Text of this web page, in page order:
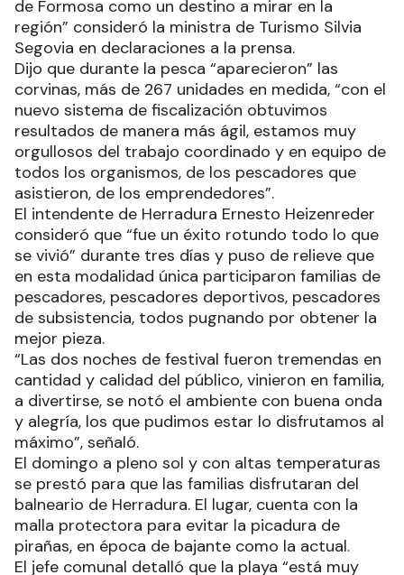
de Formosa como un destino a mirar en la
región” consideró la ministra de Turismo Silvia
Segovia en declaraciones a la prensa.
Dijo que durante la pesca “aparecieron” las
corvinas, más de 267 unidades en medida, “con el
nuevo sistema de fiscalización obtuvimos
resultados de manera más ágil, estamos muy
orgullosos del trabajo coordinado y en equipo de
todos los organismos, de los pescadores que
asistieron, de los emprendedores”.
El intendente de Herradura Ernesto Heizenreder
consideró que “fue un éxito rotundo todo lo que
se vivió” durante tres días y puso de relieve que
en esta modalidad única participaron familias de
pescadores, pescadores deportivos, pescadores
de subsistencia, todos pugnando por obtener la
mejor pieza.
“Las dos noches de festival fueron tremendas en
cantidad y calidad del público, vinieron en familia,
a divertirse, se notó el ambiente con buena onda
y alegría, los que pudimos estar lo disfrutamos al
máximo”, señaló.
El domingo a pleno sol y con altas temperaturas
se prestó para que las familias disfrutaran del
balneario de Herradura. El lugar, cuenta con la
malla protectora para evitar la picadura de
pirañas, en época de bajante como la actual.
El jefe comunal detalló que la playa “está muy